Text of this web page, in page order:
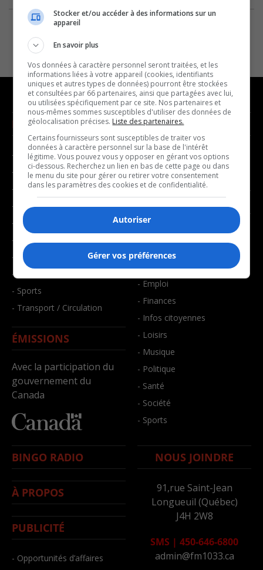
NOUVELLES
- Affaires municipales
- Communauté / Social
- Culture
- Économie
- Éducation
- Environnement
- Faits divers
- Santé et bien-être
- Sports
- Transport / Circulation
ÉMISSIONS
Avec la participation du
gouvernement du
Canada
MUSIQUE
- Décompte franco
- Joué récemment
BALADOS
- Affaires
- Art de vivre
- Bien-être
- Emploi
- Finances
- Infos citoyennes
- Loisirs
- Musique
- Politique
- Santé
- Société
- Sports
BINGO RADIO
À PROPOS
PUBLICITÉ
- Opportunités d’affaires
NOUS JOINDRE
91,rue Saint-Jean
Longueuil (Québec)
J4H 2W8
SMS | 450-646-6800
admin@fm1033.ca
Stocker et/ou accéder à des informations sur un
appareil
En savoir plus
Vos données à caractère personnel seront traitées, et les
informations liées à votre appareil (cookies, identifiants
uniques et autres types de données) pourront être stockées
et consultées par 66 partenaires, ainsi que partagées avec lui,
ou utilisées spécifiquement par ce site. Nos partenaires et
nous-mêmes sommes susceptibles d'utiliser des données de
géolocalisation précises. Liste des partenaires.
Certains fournisseurs sont susceptibles de traiter vos
données à caractère personnel sur la base de l'intérêt
légitime. Vous pouvez vous y opposer en gérant vos options
ci-dessous. Recherchez un lien en bas de cette page ou dans
le menu du site pour gérer ou retirer votre consentement
dans les paramètres des cookies et de confidentialité.
Autoriser
Gérer vos préférences